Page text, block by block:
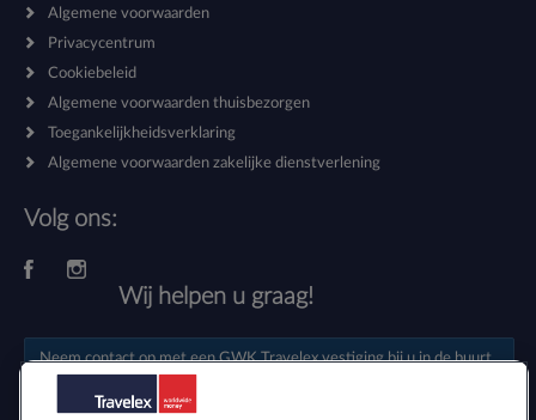
Algemene voorwaarden
Privacycentrum
Cookiebeleid
Algemene voorwaarden thuisbezorgen
Toegankelijkheidsverklaring
Algemene voorwaarden zakelijke dienstverlening
Volg ons:
Wij helpen u graag!
Neem contact op met eenGWK Travelex vestigingbij u in de buurt.